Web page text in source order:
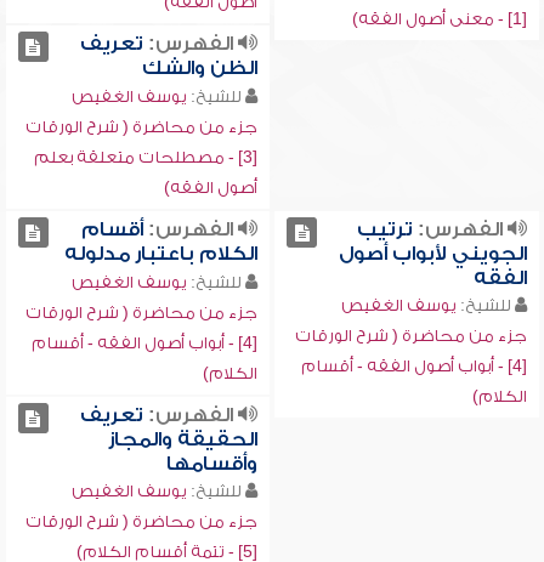
[1] - معنى أصول الفقه)
الفهرس: تعريف
الظن والشك
للشيخ: يوسف الغفيص
جزء من محاضرة ( شرح الورقات
[3] - مصطلحات متعلقة بعلم
أصول الفقه)
الفهرس: ترتيب
الجويني لأبواب أصول
الفقه
للشيخ: يوسف الغفيص
جزء من محاضرة ( شرح الورقات
[4] - أبواب أصول الفقه - أقسام
الكلام)
الفهرس:أقسام
الكلام باعتبار مدلوله
للشيخ: يوسف الغفيص
جزء من محاضرة ( شرح الورقات
[4] - أبواب أصول الفقه - أقسام
الكلام)
الفهرس: تعريف
الحقيقة والمجاز
وأقسامها
للشيخ: يوسف الغفيص
جزء من محاضرة ( شرح الورقات
[5] - تتمة أقسام الكلام)